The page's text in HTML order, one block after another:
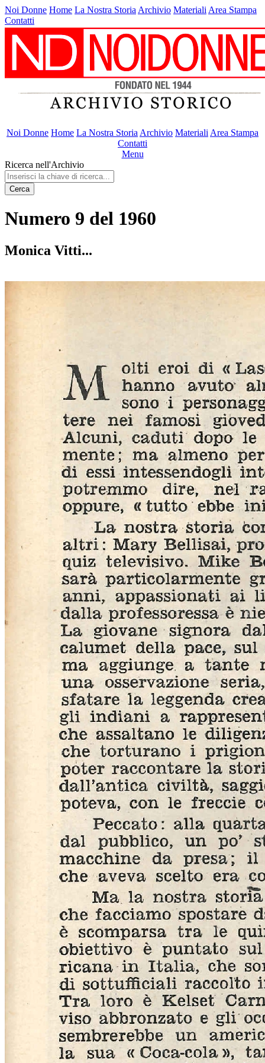
Noi Donne Home La Nostra Storia Archivio Materiali Area Stampa
Contatti
Noi Donne Home La Nostra Storia Archivio Materiali Area Stampa
Contatti
Menu
Ricerca nell'Archivio
Cerca
Numero 9 del 1960
Monica Vitti...